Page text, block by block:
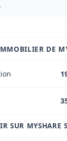
DE
SUR MYSHARE